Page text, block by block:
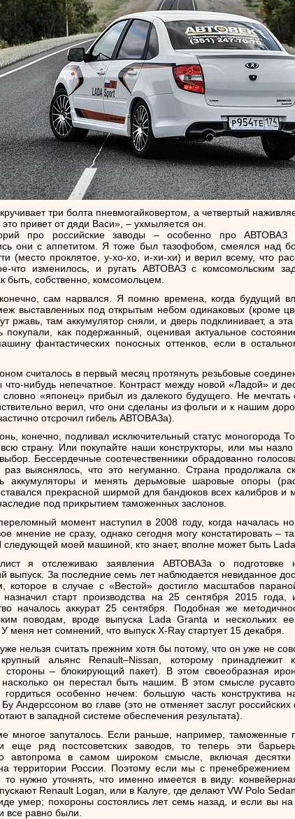
три болта пневмогайковертом, а четвертый
привет от дяди Васи», – ухмыляется он.
про российские заводы – особенно про
они с аппетитом. Я тоже был тазофобом, смеялся над
(место проклятое, у-хо-хо, и-хи-хи) и верил всему, что
что изменилось, и ругать АВТОВАЗ с комсомольским
быть, собственно, комсомольцем.
сам нарвался. Я помню времена, когда будущий
выставленных под открытым небом одинаковых (кроме
ржавь, там аккумулятор сняли, и дверь подклинивает, а
покупали, как подержанный, оценивая актуальное
фантастических поносных оттенков, если в
считалось в первый месяц протянуть резьбовые
что-нибудь непечатное. Контраст между новой «Ладой» и
«японец» прибыл из далекого будущего. Не
верил, что они сделаны из фольги и к нашим
отсрочил гибель АВТОВАЗа).
конечно, подливал исключительный статус моногорода
страну. Или покупайте наши конструкторы, или мы
Бессердечные соотечественники обрадованно
выяснялось, что это негуманно. Страна продолжала
аккумуляторы и менять дерьмовые шаровые опоры
прекрасной ширмой для бандюков всех калибров и
под прикрытием таможенных заслонов.
момент наступил в 2008 году, когда началась
мнение не сразу, однако сегодня могу констатировать –
следующей моей машиной, кто знает, вполне может быть Lada.
я отслеживаю заявления АВТОВАЗа о
выпуск. За последние семь лет наблюдается невиданное
которое в случае с «Вестой» достигло масштабов
назначил старт производства на 25 сентября 2015
началось аккурат 25 сентября. Подобная же
поводам, вроде выпуска Lada Granta и нескольких
меня нет сомнений, что выпуск X-Ray стартует 15 декабря.
нельзя считать прежним хотя бы потому, что он уже не
альянс Renault–Nissan, которому принадлежит
стороны – блокирующий пакет). В этом своеобразная
насколько он перестал быть нашим. В этом смысле
гордиться особенно нечем: большую часть конструктива
Андерссоном во главе (это не отменяет заслуг
в западной системе обеспечения результата).
многое запуталось. Если раньше, например,
еще ряд постсоветских заводов, то теперь эти
автопрома в самом широком смысле, включая десятки
территории России. Поэтому если мы с пренебрежением
то нужно уточнять, что именно имеется в виду:
Renault Logan, или в Калуге, где делают VW Polo
умер; похороны состоялись лет семь назад, и если вы
все равно были.